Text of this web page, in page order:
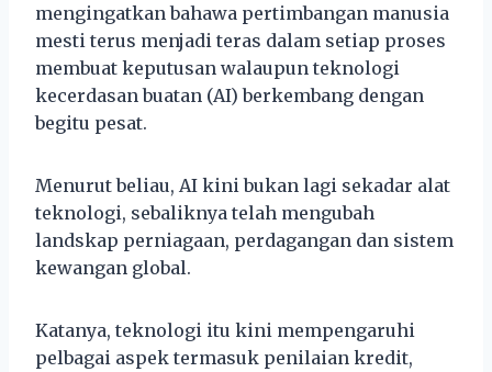
mengingatkan bahawa pertimbangan manusia
mesti terus menjadi teras dalam setiap proses
membuat keputusan walaupun teknologi
kecerdasan buatan (AI) berkembang dengan
begitu pesat.
Menurut beliau, AI kini bukan lagi sekadar alat
teknologi, sebaliknya telah mengubah
landskap perniagaan, perdagangan dan sistem
kewangan global.
Katanya, teknologi itu kini mempengaruhi
pelbagai aspek termasuk penilaian kredit,